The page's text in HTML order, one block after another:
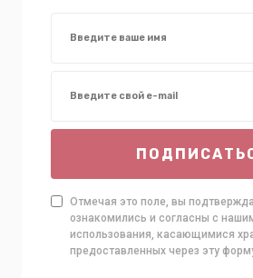
Отмечая это поле, вы
ознакомились и согласны с
использования, касающимися
предоставленных через эту